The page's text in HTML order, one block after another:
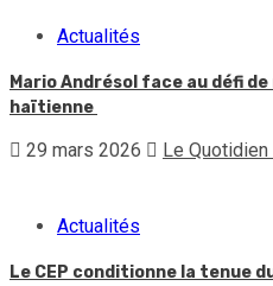
Actualités
Mario Andrésol face au défi
haïtienne
29 mars 2026 Le
Actualités
Le CEP conditionne la tenue